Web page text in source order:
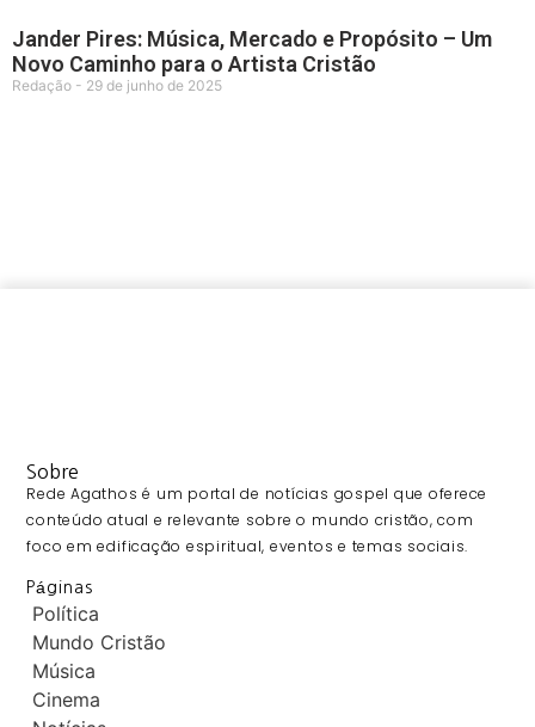
Jander Pires: Música, Mercado e Propósito – Um
Novo Caminho para o Artista Cristão
Redação 29 de junho de 2025
Sobre
Rede Agathos é um portal de notícias gospel que oferece
conteúdo atual e relevante sobre o mundo cristão, com
foco em edificação espiritual, eventos e temas sociais.
Páginas
Política
Mundo Cristão
Música
Cinema